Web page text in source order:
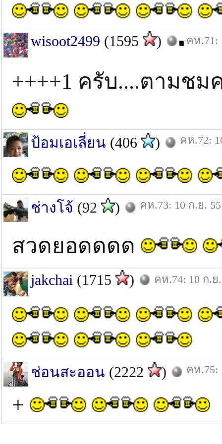
wisoot2499 (1595 ) คห.71:
++++1 ครับ....ตามช
ป้อมเอเลี่ยน (406 ) คห.72:
ช่างโจ้ (92 ) คห.73: 10 ก.ย. 55
สวดยอดดดด
jakchai (1715 ) คห.74: 10 ก.ย
ช่อนสะออน (2222 ) คห.75:
+